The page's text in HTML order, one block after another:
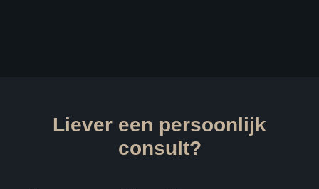
Liever een persoonlijk
consult?